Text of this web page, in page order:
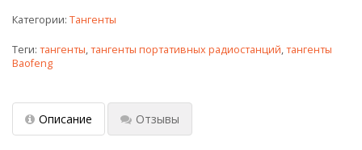
Категории: Тангенты
Теги: тангенты,тангенты портативных радиостанций,тангенты
Baofeng
Описание Отзывы